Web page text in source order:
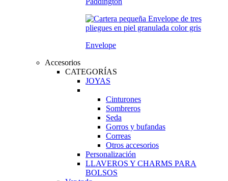
Envelope
Accesorios
CATEGORÍAS
JOYAS
Cinturones
Sombreros
Seda
Gorros y bufandas
Correas
Otros accesorios
Personalización
LLAVEROS Y CHARMS PARA
BOLSOS